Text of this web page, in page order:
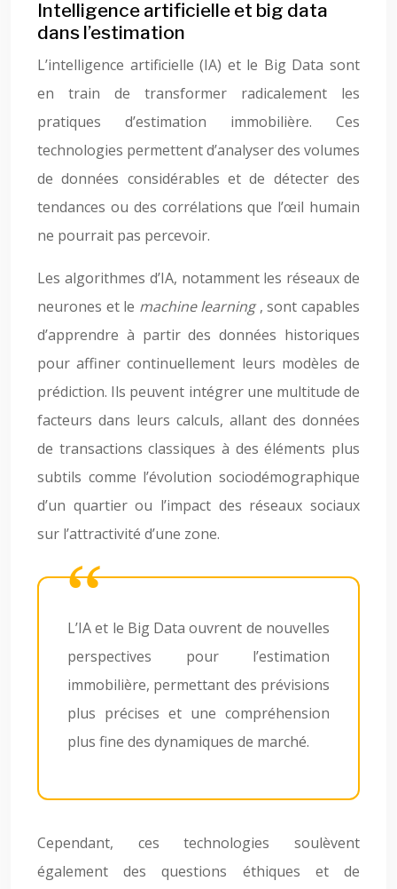
Intelligence artificielle et big data
dans l’estimation
L’intelligence artificielle (IA) et le Big Data sont
en train de transformer radicalement les
pratiques d’estimation immobilière. Ces
technologies permettent d’analyser des volumes
de données considérables et de détecter des
tendances ou des corrélations que l’œil humain
ne pourrait pas percevoir.
Les algorithmes d’IA, notamment les réseaux de
neurones et le machine learning, sont capables
d’apprendre à partir des données historiques
pour affiner continuellement leurs modèles de
prédiction. Ils peuvent intégrer une multitude de
facteurs dans leurs calculs, allant des données
de transactions classiques à des éléments plus
subtils comme l’évolution sociodémographique
d’un quartier ou l’impact des réseaux sociaux
sur l’attractivité d’une zone.
L’IA et le Big Data ouvrent de nouvelles
perspectives pour l’estimation
immobilière, permettant des prévisions
plus précises et une compréhension
plus fine des dynamiques de marché.
Cependant, ces technologies soulèvent
également des questions éthiques et de